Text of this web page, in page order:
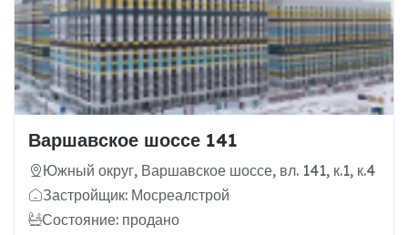
Варшавское шоссе 141
Южный округ, Варшавское шоссе, вл. 141, к.1, к.4
Застройщик: Мосреалстрой
Состояние: продано